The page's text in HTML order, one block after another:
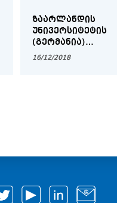
ᲖᲐᲐᲠᲚᲐᲜᲓᲘᲡ
ᲣᲜᲘᲕᲔᲠᲡᲘᲢᲔᲢᲘᲡ
(ᲒᲔᲠᲛᲐᲜᲘᲐ)
ᲡᲢᲘᲞᲔᲜᲓᲘᲔᲑᲘ ᲗᲡᲣ
16/12/2018